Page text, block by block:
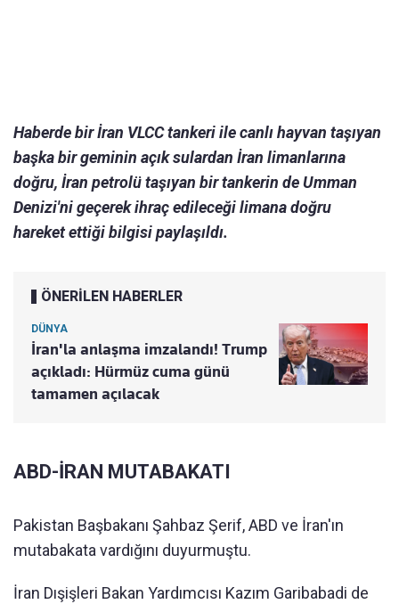
Haberde bir İran VLCC tankeri ile canlı hayvan taşıyan
başka bir geminin açık sulardan İran limanlarına
doğru, İran petrolü taşıyan bir tankerin de Umman
Denizi'ni geçerek ihraç edileceği limana doğru
hareket ettiği bilgisi paylaşıldı.
ÖNERİLEN HABERLER
DÜNYA
İran'la anlaşma imzalandı! Trump
açıkladı: Hürmüz cuma günü
tamamen açılacak
ABD-İRAN MUTABAKATI
Pakistan Başbakanı Şahbaz Şerif, ABD ve İran'ın
mutabakata vardığını duyurmuştu.
İran Dışişleri Bakan Yardımcısı Kazım Garibabadi de